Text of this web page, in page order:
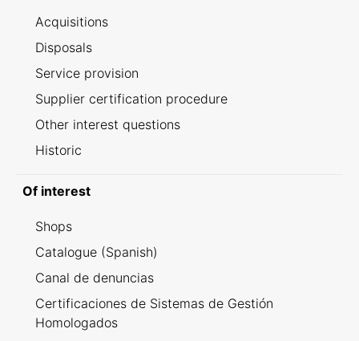
Acquisitions
Disposals
Service provision
Supplier certification procedure
Other interest questions
Historic
Of interest
Shops
Catalogue (Spanish)
Canal de denuncias
Certificaciones de Sistemas de Gestión
Homologados